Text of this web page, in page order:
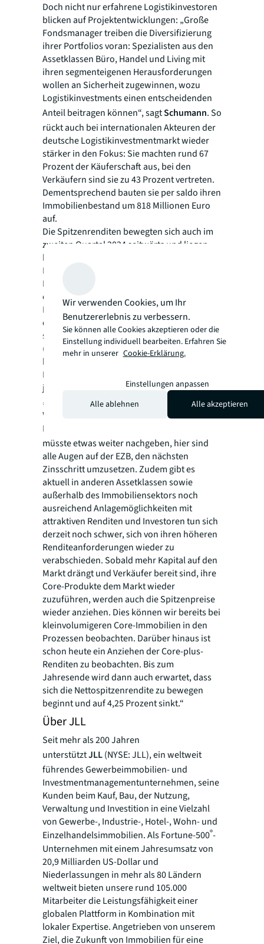
Doch nicht nur erfahrene Logistikinvestoren
blicken auf Projektentwicklungen: „Große
Fondsmanager treiben die Diversifizierung
ihrer Portfolios voran: Spezialisten aus den
Assetklassen Büro, Handel und Living mit
ihren segmenteigenen Herausforderungen
wollen an Sicherheit zugewinnen, wozu
Logistikinvestments einen entscheidenden
Anteil beitragen können“, sagtSchumann. So
rückt auch bei internationalen Akteuren der
deutsche Logistikinvestmentmarkt wieder
stärker in den Fokus: Sie machten rund 67
Prozent der Käuferschaft aus, bei den
Verkäufern sind sie zu 43 Prozent vertreten.
Dementsprechend bauten sie per saldo ihren
Immobilienbestand um 818 Millionen Euro
auf.
Die Spitzenrenditen bewegten sich auch im
zweiten Quartal 2024 seitwärts und liegen
bei 4,40 Prozent (Berlin, Düsseldorf,
Frankfurt, Hamburg und München) bis 4,45
Prozent (Köln, Stuttgart). Damit sind sie seit
dem Vorjahresquartal um 35 bis 40
Basispunkte gestiegen. Nach wie vor liegen
die durchschnittlichen Spitzenrenditen der
sieben Immobilienhochburgen für Logistik
(4,41 Prozent) und Büros (4,36 Prozent) dicht
beieinander. In Köln, Düsseldorf und
Frankfurt konnten sich die Werte für Logistik
jedoch unterhalb jenen von Büros bewegen.
„Zurzeit können die Spitzenpreise noch nicht
weiter anziehen, dafür müssten sich ein paar
Dinge ändern“, erklärt
müsste etwas weiter nachgeben, hier sind
alle Augen auf der EZB, den nächsten
Zinsschritt umzusetzen. Zudem gibt es
aktuell in anderen Assetklassen sowie
außerhalb des Immobiliensektors noch
ausreichend Anlagemöglichkeiten mit
attraktiven Renditen und Investoren tun sich
derzeit noch schwer, sich von ihren höheren
Renditeanforderungen wieder zu
verabschieden. Sobald mehr Kapital auf den
Markt drängt und Verkäufer bereit sind, ihre
Core-Produkte dem Markt wieder
zuzuführen, werden auch die Spitzenpreise
wieder anziehen. Dies können wir bereits bei
kleinvolumigeren Core-Immobilien in den
Prozessen beobachten. Darüber hinaus ist
schon heute ein Anziehen der Core-plus-
Renditen zu beobachten. Bis zum
Jahresende wird dann auch erwartet, dass
sich die Nettospitzenrendite zu bewegen
beginnt und auf 4,25 Prozent sinkt.“
Über JLL
Seit mehr als 200 Jahren
unterstütztJLL(NYSE: JLL), ein weltweit
führendes Gewerbeimmobilien- und
Investmentmanagementunternehmen, seine
Kunden beim Kauf, Bau, der Nutzung,
Verwaltung und Investition in eine Vielzahl
von Gewerbe-, Industrie-, Hotel-, Wohn- und
Einzelhandelsimmobilien. Als Fortune-500®-
Unternehmen mit einem Jahresumsatz von
20,9 Milliarden US-Dollar und
Niederlassungen in mehr als 80 Ländern
weltweit bieten unsere rund 105.000
Mitarbeiter die Leistungsfähigkeit einer
globalen Plattform in Kombination mit
lokaler Expertise. Angetrieben von unserem
Ziel, die Zukunft von Immobilien für eine
Wir verwenden Cookies, um Ihr
Benutzererlebnis zu verbessern.
Sie können alle Cookies akzeptieren oder die
Einstellung individuell bearbeiten. Erfahren Sie
mehr in unserer Cookie-Erklärung.
Einstellungen anpassen
Alle ablehnen
Alle akzeptieren